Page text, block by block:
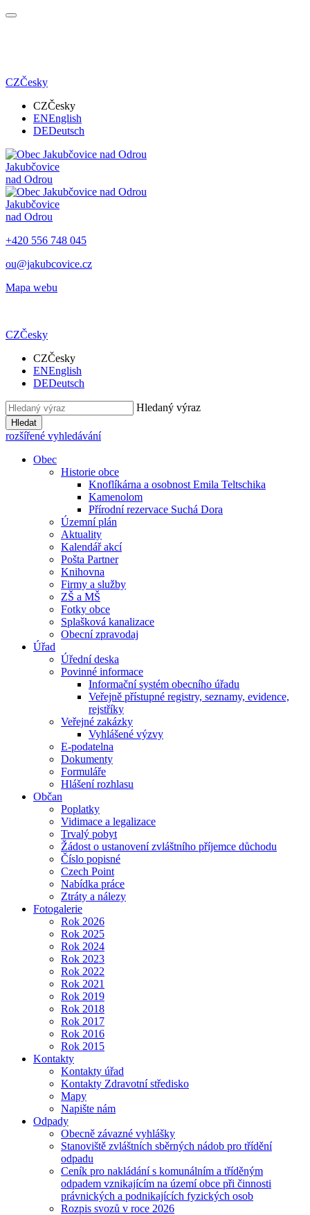
CZČesky
CZČesky
ENEnglish
DEDeutsch
Jakubčovice
nad Odrou
Jakubčovice
nad Odrou
+420 556 748 045
ou@jakubcovice.cz
Mapa webu
CZČesky
CZČesky
ENEnglish
DEDeutsch
Hledaný výraz
Hledat
rozšířené vyhledávání
Obec
Historie obce
Knoflíkárna a osobnost Emila Teltschika
Kamenolom
Přírodní rezervace Suchá Dora
Územní plán
Aktuality
Kalendář akcí
Pošta Partner
Knihovna
Firmy a služby
ZŠ a MŠ
Fotky obce
Splašková kanalizace
Obecní zpravodaj
Úřad
Úřední deska
Povinné informace
Informační systém obecního úřadu
Veřejně přístupné registry, seznamy, evidence,
rejstříky
Veřejné zakázky
Vyhlášené výzvy
E-podatelna
Dokumenty
Formuláře
Hlášení rozhlasu
Občan
Poplatky
Vidimace a legalizace
Trvalý pobyt
Žádost o ustanovení zvláštního příjemce důchodu
Číslo popisné
Czech Point
Nabídka práce
Ztráty a nálezy
Fotogalerie
Rok 2026
Rok 2025
Rok 2024
Rok 2023
Rok 2022
Rok 2021
Rok 2019
Rok 2018
Rok 2017
Rok 2016
Rok 2015
Kontakty
Kontakty úřad
Kontakty Zdravotní středisko
Mapy
Napište nám
Odpady
Obecně závazné vyhlášky
Stanoviště zvláštních sběrných nádob pro třídění
odpadu
Ceník pro nakládání s komunálním a tříděným
odpadem vznikajícím na území obce při činnosti
právnických a podnikajících fyzických osob
Rozpis svozů v roce 2026